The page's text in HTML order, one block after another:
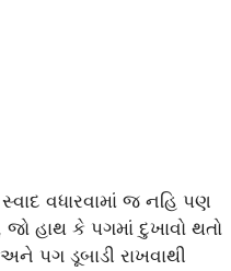
વધારવામાં જ નહિ પણ
હાથ કે પગમાં દુખાવો થતો
પગ ડૂબાડી રાખવાથી